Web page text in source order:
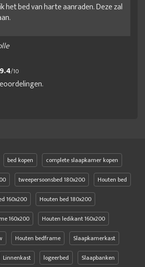
het bed van harte aanraden. Deze zal
9.4/10
bed kopen
complete slaapkamer kopen
tweepersoonsbed 180x200
Houten bed
160x200
Houten bed 180x200
160x200
Houten ledikant 160x200
Houten bedframe
Slaapkamerkast
Linnenkast logeerbed Slaapbanken